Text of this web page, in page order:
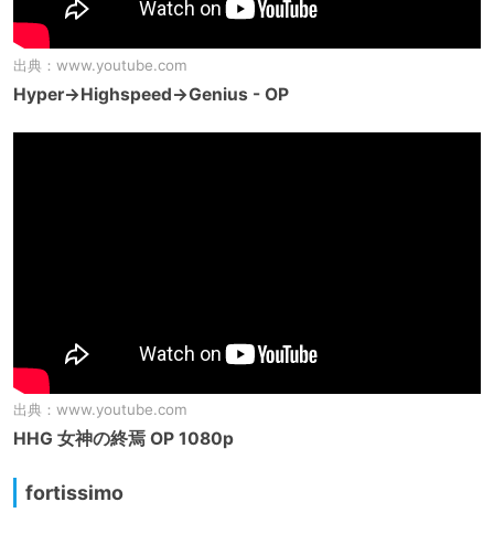
出典： www.youtube.com
Hyper→Highspeed→Genius - OP
出典： www.youtube.com
HHG 女神の終焉 OP 1080p
fortissimo